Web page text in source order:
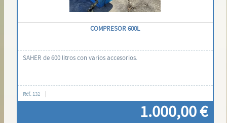
COMPRESOR 600L
SAHER de 600 litros con varios accesorios.
Ref. 132
1.000,00 €